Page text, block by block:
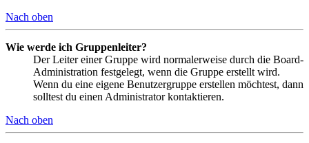
Nach oben
Wie werde ich Gruppenleiter?
Der Leiter einer Gruppe wird normalerweise durch die Board-
Administration festgelegt, wenn die Gruppe erstellt wird.
Wenn du eine eigene Benutzergruppe erstellen möchtest, dann
solltest du einen Administrator kontaktieren.
Nach oben